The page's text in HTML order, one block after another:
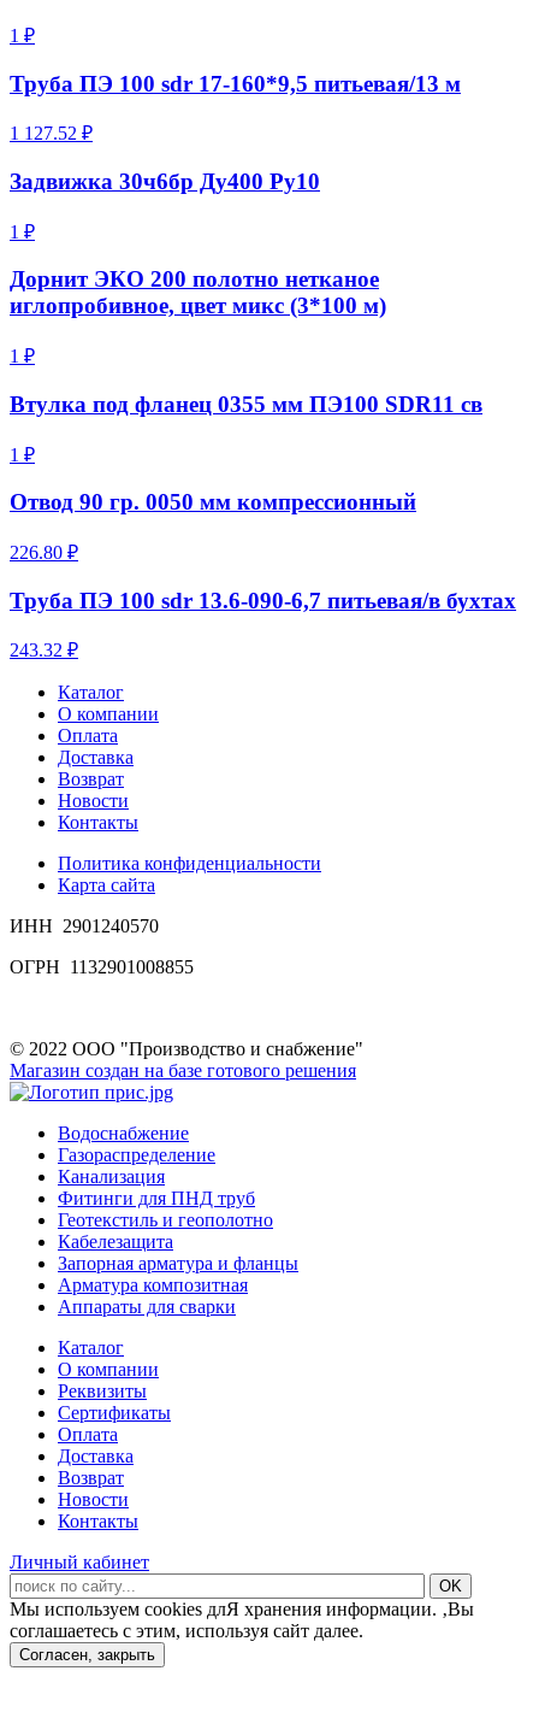
1 ₽
Труба ПЭ 100 sdr 17-160*9,5 питьевая/13 м
1 127.52 ₽
Задвижка 30ч6бр Ду400 Ру10
1 ₽
Дорнит ЭКО 200 полотно нетканое
иглопробивное, цвет микс (3*100 м)
1 ₽
Втулка под фланец 0355 мм ПЭ100 SDR11 св
1 ₽
Отвод 90 гр. 0050 мм компрессионный
226.80 ₽
Труба ПЭ 100 sdr 13.6-090-6,7 питьевая/в бухтах
243.32 ₽
Каталог
О компании
Оплата
Доставка
Возврат
Новости
Контакты
Политика конфиденциальности
Карта сайта
ИНН 2901240570
ОГРН 1132901008855
© 2022 ООО "Производство и снабжение"
Магазин создан на базе готового решения
Водоснабжение
Газораспределение
Канализация
Фитинги для ПНД труб
Геотекстиль и геополотно
Кабелезащита
Запорная арматура и фланцы
Арматура композитная
Аппараты для сварки
Каталог
О компании
Реквизиты
Сертификаты
Оплата
Доставка
Возврат
Новости
Контакты
Личный кабинет
Мы используем cookies длЯ хранения информации. ‚Вы
соглашаетесь с этим, используя сайт далее.
Согласен, закрыть